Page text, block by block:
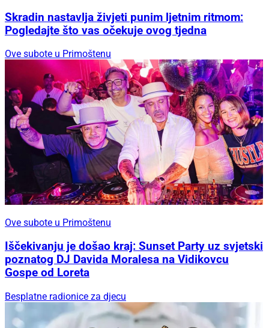
Skradin nastavlja živjeti punim ljetnim ritmom:
Pogledajte što vas očekuje ovog tjedna
Ove subote u Primoštenu
Ove subote u Primoštenu
Iščekivanju je došao kraj: Sunset Party uz svjetski
poznatog DJ Davida Moralesa na Vidikovcu
Gospe od Loreta
Besplatne radionice za djecu